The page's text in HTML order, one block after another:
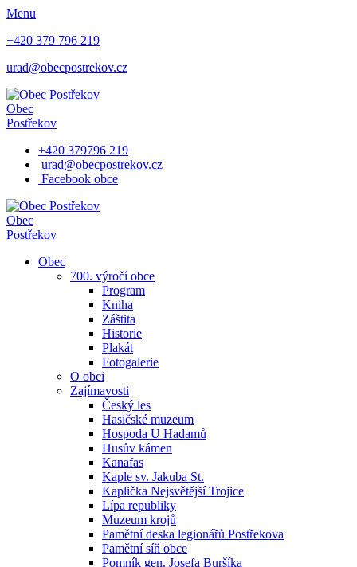
Menu
+420 379 796 219
urad@obecpostrekov.cz
Obec
Postřekov
+420 379796 219
urad@obecpostrekov.cz
Facebook​ obce
Obec
Postřekov
Obec
700. výročí obce
Program
Kniha
Záštita
Historie
Plakát
Fotogalerie
O obci
Zajímavosti
Český les
Hasičské muzeum
Hospoda U Hadamů
Husův kámen
Kanafas
Kaple sv. Jakuba St.
Kaplička Nejsvětější Trojice
Lípa republiky
Muzeum krojů
Pamětní deska legionářů Postřekova
Pamětní síň obce
Pomník gen. Josefa Buršíka